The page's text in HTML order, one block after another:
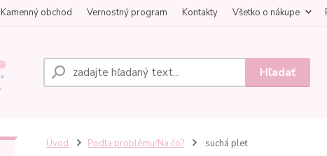
Kamenný obchod Vernostný program Kontakty Všetko o nákupe
Hľadať
Úvod Podľa problému/Na čo? suchá pleť